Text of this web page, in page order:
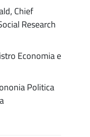
Chief
Research
Economia e
Politica